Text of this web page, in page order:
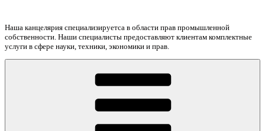
содержимому
Наша канцелярия специализируетса в области прав промышленной
собственности. Наши специалисты предоставляют клиентам комплектные
услуги в сфере науки, техники, экономики и прав.